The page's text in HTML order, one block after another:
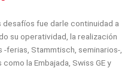
fue darle continuidad a
su operatividad, la realización
ferias, Stammtisch, seminarios-,
la Embajada, Swiss GE y